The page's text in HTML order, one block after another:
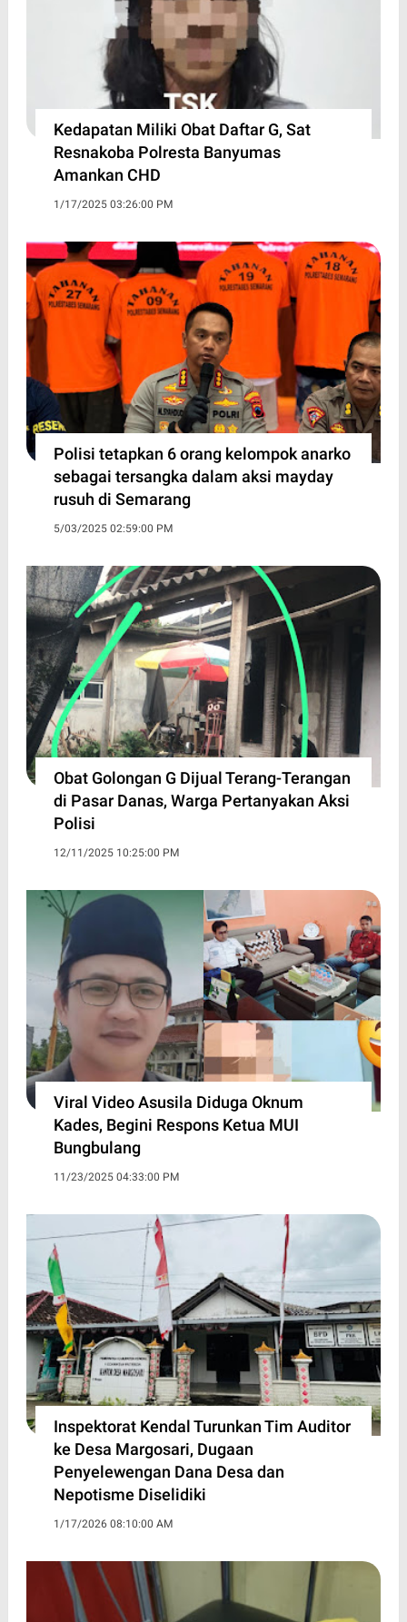
Kedapatan Miliki Obat Daftar G, Sat
Resnakoba Polresta Banyumas
Amankan CHD
1/17/2025 03:26:00 PM
Polisi tetapkan 6 orang kelompok anarko
sebagai tersangka dalam aksi mayday
rusuh di Semarang
5/03/2025 02:59:00 PM
Obat Golongan G Dijual Terang-Terangan
di Pasar Danas, Warga Pertanyakan Aksi
Polisi
12/11/2025 10:25:00 PM
Viral Video Asusila Diduga Oknum
Kades, Begini Respons Ketua MUI
Bungbulang
11/23/2025 04:33:00 PM
Inspektorat Kendal Turunkan Tim Auditor
ke Desa Margosari, Dugaan
Penyelewengan Dana Desa dan
Nepotisme Diselidiki
1/17/2026 08:10:00 AM